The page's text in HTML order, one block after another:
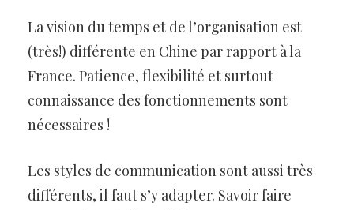
La vision du temps et de l’organisation est
(très!) différente en Chine par rapport à la
France. Patience, flexibilité et surtout
connaissance des fonctionnements sont
nécessaires !
Les styles de communication sont aussi très
différents, il faut s’y adapter. Savoir faire